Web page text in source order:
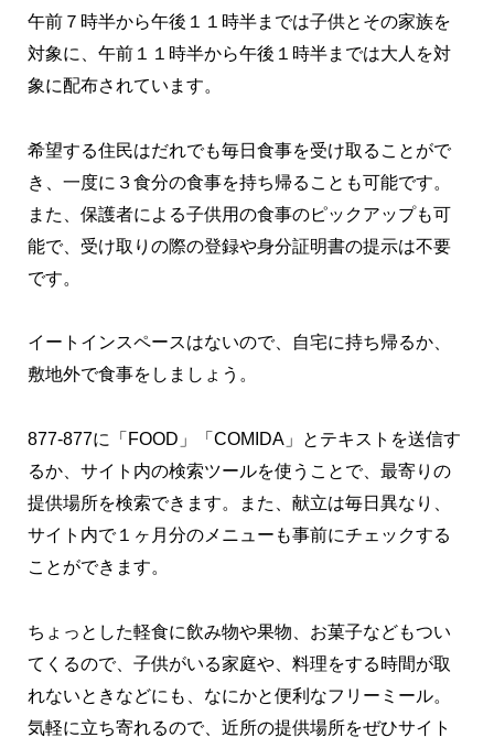
午前７時半から午後１１時半までは子供とその家族を
対象に、午前１１時半から午後１時半までは大人を対
象に配布されています。
希望する住民はだれでも毎日食事を受け取ることがで
き、一度に３食分の食事を持ち帰ることも可能です。
また、保護者による子供用の食事のピックアップも可
能で、受け取りの際の登録や身分証明書の提示は不要
です。
イートインスペースはないので、自宅に持ち帰るか、
敷地外で食事をしましょう。
877-877に「FOOD」「COMIDA」とテキストを送信す
るか、サイト内の検索ツールを使うことで、最寄りの
提供場所を検索できます。また、献立は毎日異なり、
サイト内で１ヶ月分のメニューも事前にチェックする
ことができます。
ちょっとした軽食に飲み物や果物、お菓子などもつい
てくるので、子供がいる家庭や、料理をする時間が取
れないときなどにも、なにかと便利なフリーミール。
気軽に立ち寄れるので、近所の提供場所をぜひサイト